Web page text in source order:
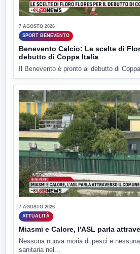
7 AGOSTO 2026
SPORT BENEVENTO
Benevento Calcio: Le scelte di
debutto di Coppa Italia
Il Benevento è pronto al debutto di
7 AGOSTO 2026
ATTUALITÀ
Miasmi e Calore, l'ASL parla
Nessuna nuova moria di pesci e
sanitaria nel...